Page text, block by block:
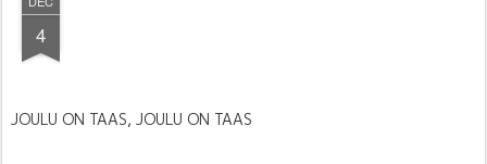
4
JOULU ON TAAS, JOULU ON TAAS